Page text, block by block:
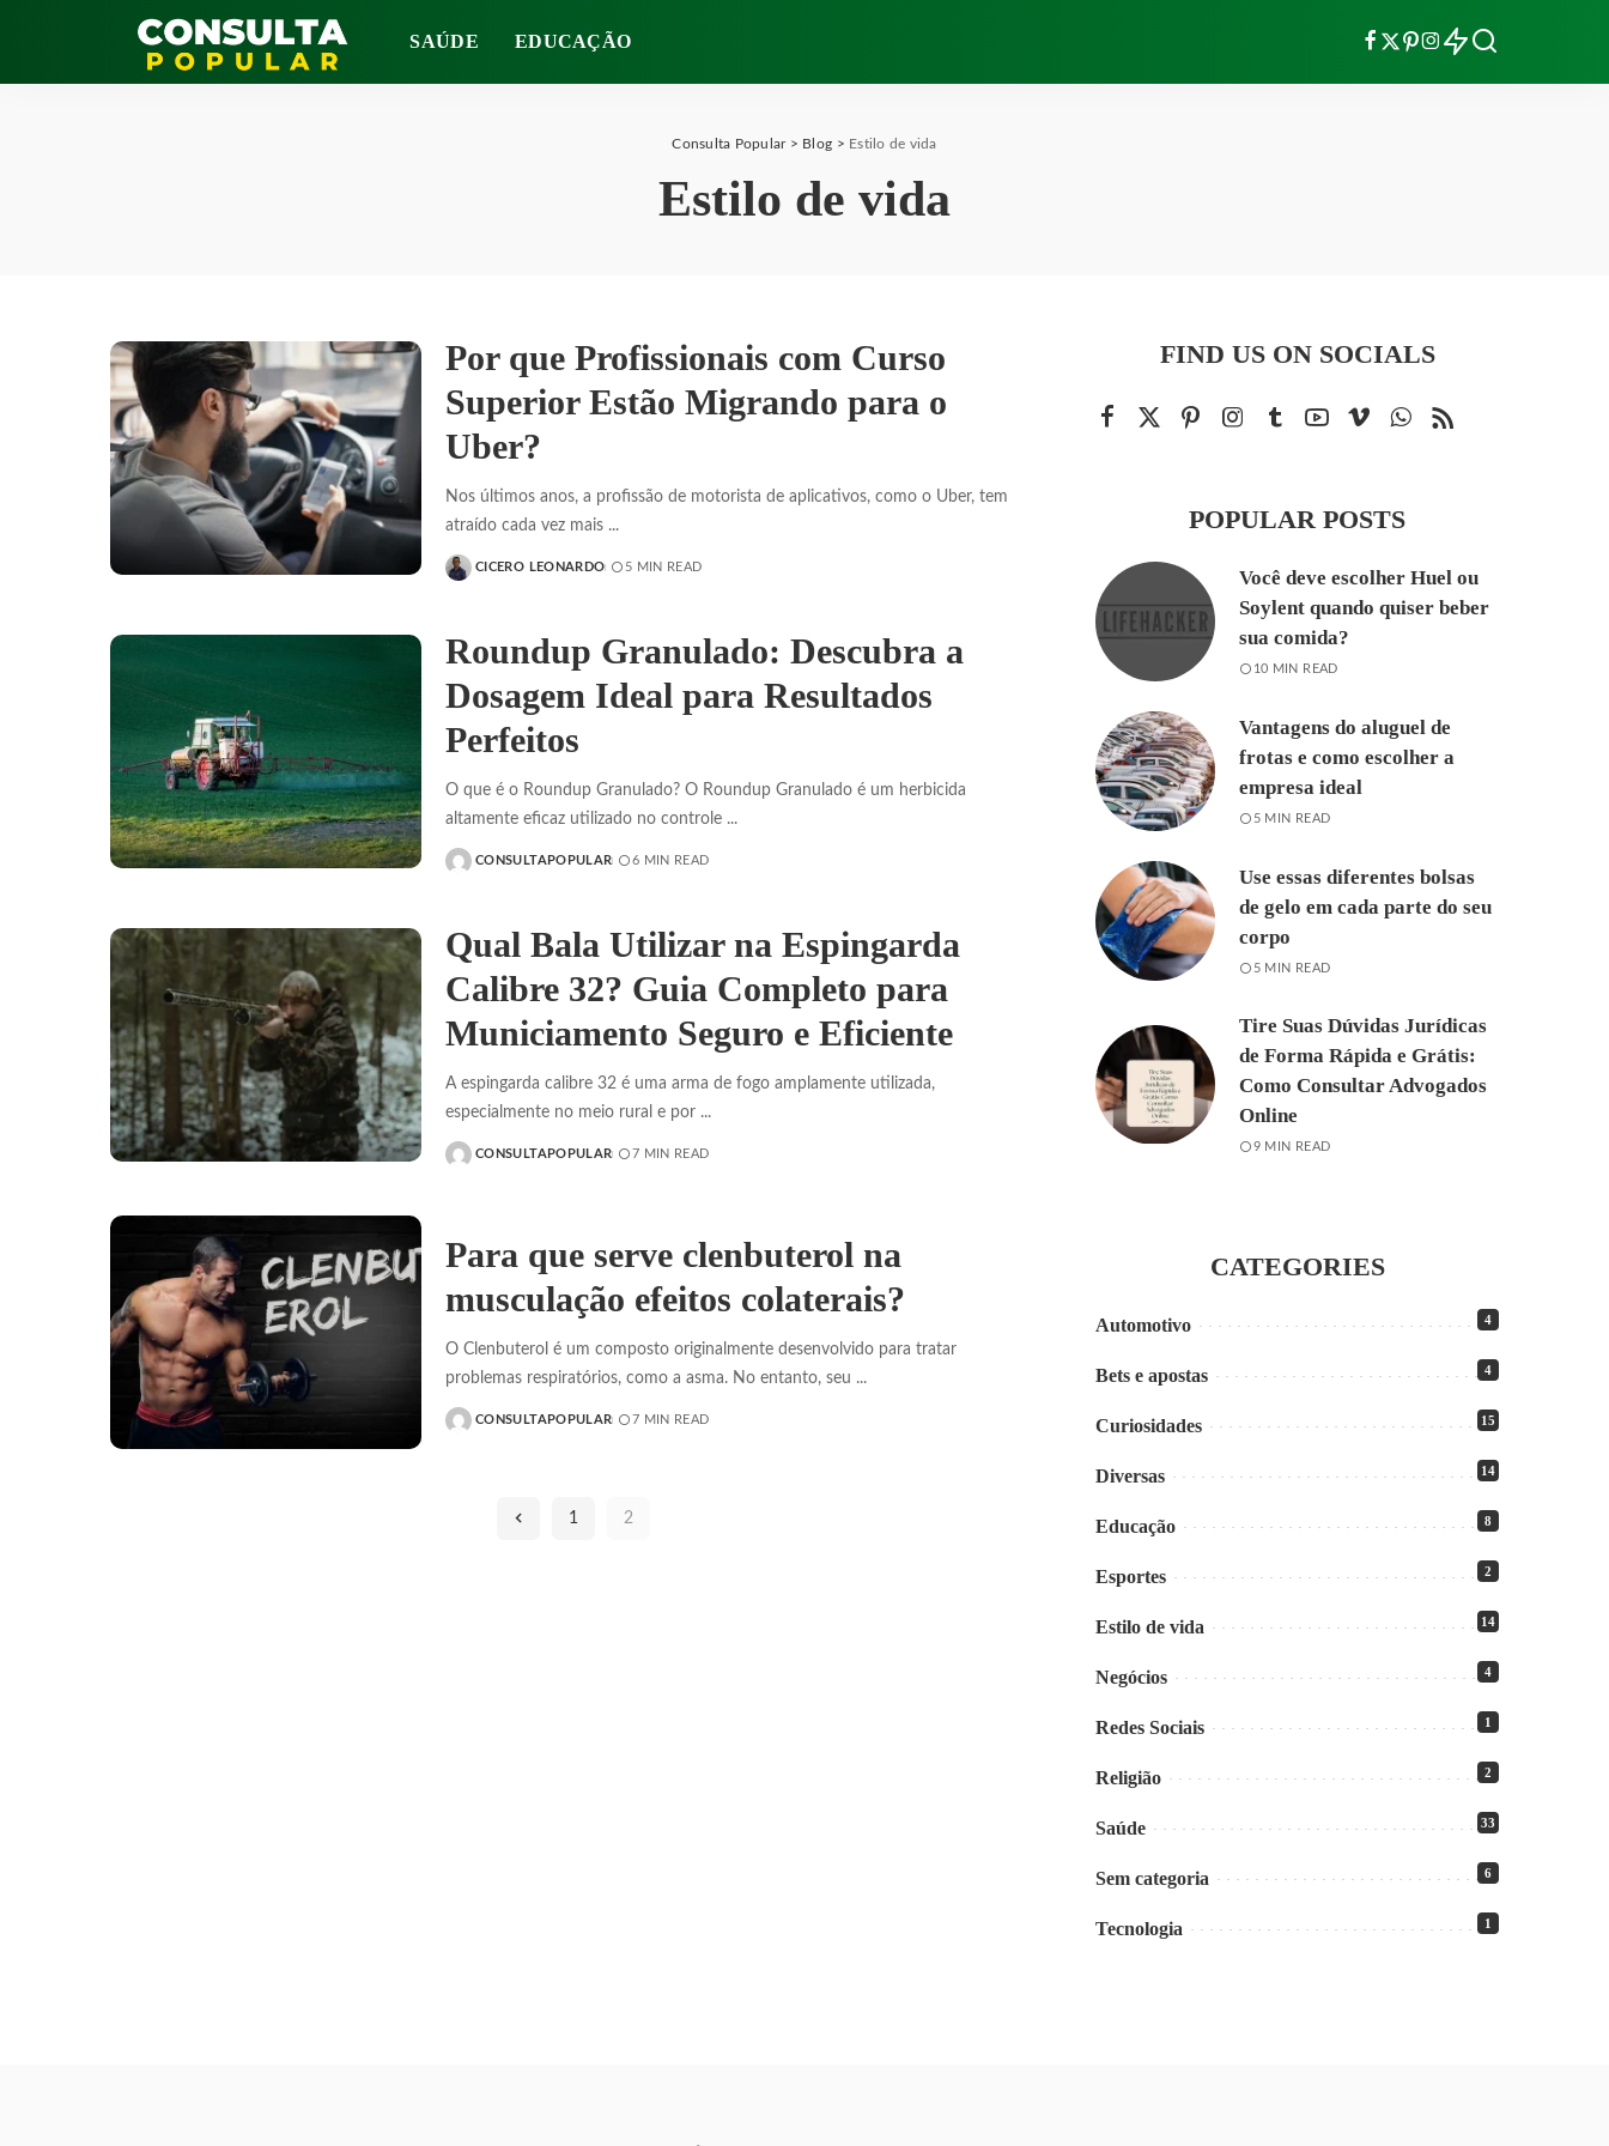
SAÚDE EDUCAÇÃO
Consulta Popular> Blog > Estilo de vida
Estilo de vida
Por que Profissionais com Curso
Superior Estão Migrando para o
Uber?
Nos últimos anos, a profissão de motorista de aplicativos, como o Uber, tem
atraído cada vez mais ...
POSTED
CICERO LEONARDO 5 MIN READ
Roundup Granulado: Descubra a
Dosagem Ideal para Resultados
Perfeitos
O que é o Roundup Granulado? O Roundup Granulado é um herbicida
altamente eficaz utilizado no controle ...
POSTED
CONSULTAPOPULAR 6 MIN READ
Qual Bala Utilizar na Espingarda
Calibre 32? Guia Completo para
Municiamento Seguro e Eficiente
A espingarda calibre 32 é uma arma de fogo amplamente utilizada,
especialmente no meio rural e por ...
POSTED
CONSULTAPOPULAR 7 MIN READ
Para que serve clenbuterol na
musculação efeitos colaterais?
O Clenbuterol é um composto originalmente desenvolvido para tratar
problemas respiratórios, como a asma. No entanto, seu ...
POSTED
CONSULTAPOPULAR 7 MIN READ
1 2
FIND US ON SOCIALS
POPULAR POSTS
Você deve escolher Huel ou
Soylent quando quiser beber
sua comida?
10 MIN READ
Vantagens do aluguel de
frotas e como escolher a
empresa ideal
5 MIN READ
Use essas diferentes bolsas
de gelo em cada parte do seu
corpo
5 MIN READ
Tire Suas Dúvidas Jurídicas
de Forma Rápida e Grátis:
Como Consultar Advogados
Online
9 MIN READ
CATEGORIES
Automotivo 4
Bets e apostas 4
Curiosidades 15
Diversas 14
Educação 8
Esportes 2
Estilo de vida 14
Negócios 4
Redes Sociais 1
Religião 2
Saúde 33
Sem categoria 6
Tecnologia 1